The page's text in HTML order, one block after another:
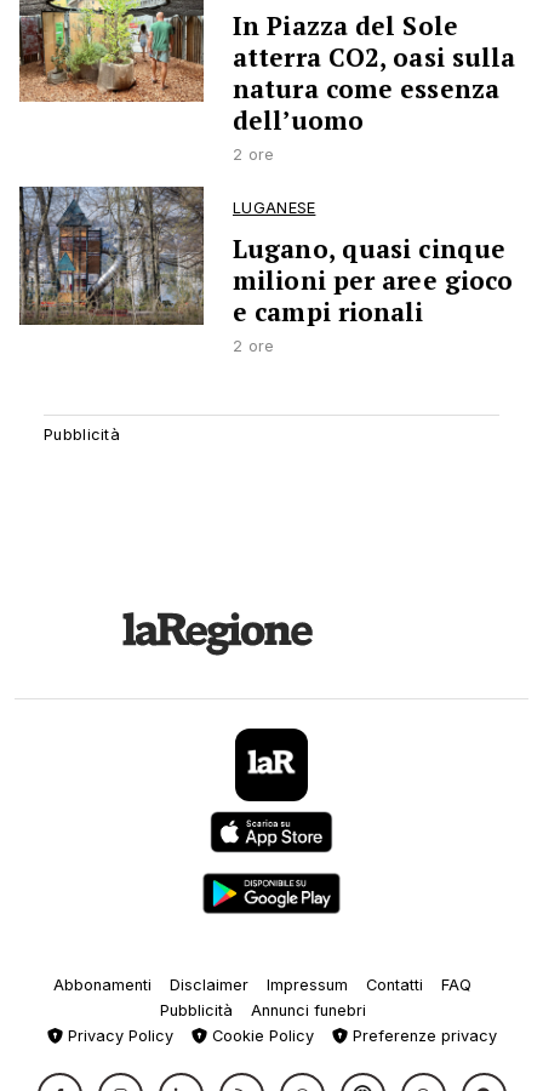
In Piazza del Sole
atterra CO2, oasi sulla
natura come essenza
dell’uomo
2 ore
LUGANESE
Lugano, quasi cinque
milioni per aree gioco
e campi rionali
2 ore
Abbonamenti Disclaimer Impressum Contatti
FAQ
Pubblicità
Annunci funebri
Privacy Policy
Cookie Policy Preferenze privacy